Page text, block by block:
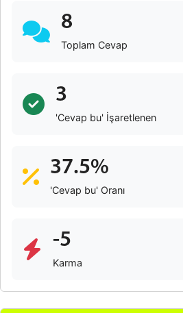
8
Toplam Cevap
3
'Cevap bu' İşaretlenen
37.5%
'Cevap bu' Oranı
-5
Karma